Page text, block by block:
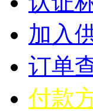
加入
订单
付款